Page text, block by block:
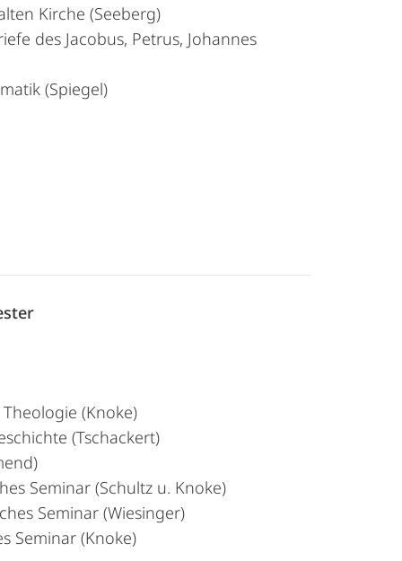
Kirche (Seeberg)
des Jacobus, Petrus, Johannes
(Spiegel)
(Knoke)
(Tschackert)
Seminar (Schultz u. Knoke)
Seminar (Wiesinger)
Seminar (Knoke)